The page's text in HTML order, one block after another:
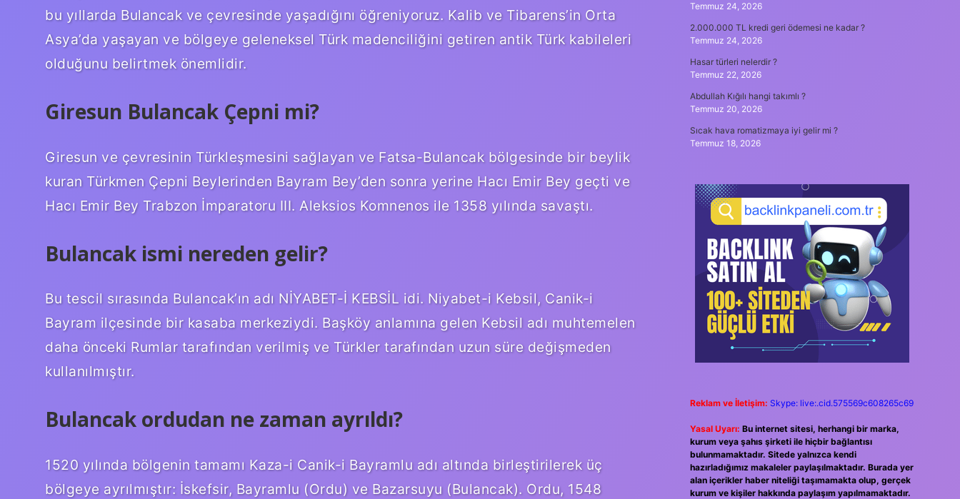
bu yıllarda Bulancak ve çevresinde yaşadığını öğreniyoruz. Kalib ve Tibarens’in Orta
Asya’da yaşayan ve bölgeye geleneksel Türk madenciliğini getiren antik Türk kabileleri
olduğunu belirtmek önemlidir.
Giresun Bulancak Çepni mi?
Giresun ve çevresinin Türkleşmesini sağlayan ve Fatsa-Bulancak bölgesinde bir beylik
kuran Türkmen Çepni Beylerinden Bayram Bey’den sonra yerine Hacı Emir Bey geçti ve
Hacı Emir Bey Trabzon İmparatoru III. Aleksios Komnenos ile 1358 yılında savaştı.
Bulancak ismi nereden gelir?
Bu tescil sırasında Bulancak’ın adı NİYABET-İ KEBSİL idi. Niyabet-i Kebsil, Canik-i
Bayram ilçesinde bir kasaba merkeziydi. Başköy anlamına gelen Kebsil adı muhtemelen
daha önceki Rumlar tarafından verilmiş ve Türkler tarafından uzun süre değişmeden
kullanılmıştır.
Bulancak ordudan ne zaman ayrıldı?
1520 yılında bölgenin tamamı Kaza-i Canik-i Bayramlu adı altında birleştirilerek üç
bölgeye ayrılmıştır: İskefsir, Bayramlu (Ordu) ve Bazarsuyu (Bulancak). Ordu, 1548
Temmuz 24, 2026
2.000.000 TL kredi geri ödemesi ne kadar ?
Temmuz 24, 2026
Hasar türleri nelerdir ?
Temmuz 22, 2026
Abdullah Kığılı hangi takımlı ?
Temmuz 20, 2026
Sıcak hava romatizmaya iyi gelir mi ?
Temmuz 18, 2026
Reklam ve İletişim: Skype: live:.cid.575569c608265c69
Yasal Uyarı: Bu internet sitesi, herhangi bir marka,
kurum veya şahıs şirketi ile hiçbir bağlantısı
bulunmamaktadır. Sitede yalnızca kendi
hazırladığımız makaleler paylaşılmaktadır. Burada yer
alan içerikler haber niteliği taşımamakta olup, gerçek
kurum ve kişiler hakkında paylaşım yapılmamaktadır.